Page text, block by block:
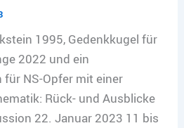
1995, Gedenkkugel für
2022 und ein
NS-Opfer mit einer
Rück- und Ausblicke
22. Januar 2023 11 bis